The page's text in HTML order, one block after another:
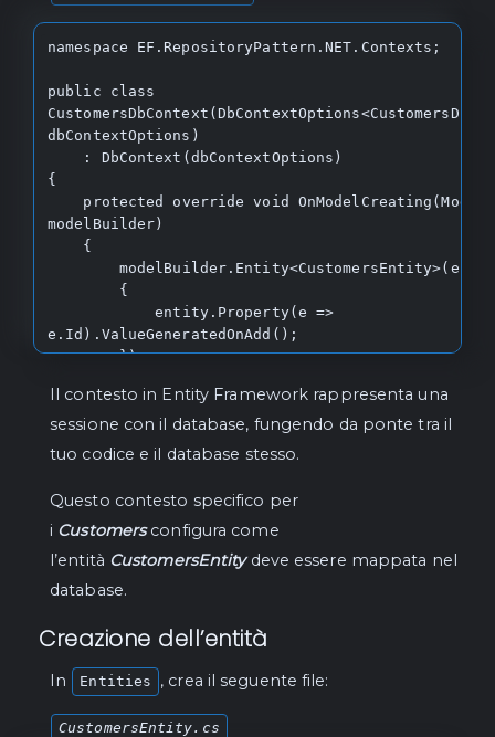
synchronously.
    /// <param name="entity">The entity to
update.</param>
    void Update(TEntity entity);
    /// <summary>
asynchronously.
update.</param>
cancellation token.</param>
CancellationToken cancellationToken =
    /// <summary>
asynchronously.
    /// </summary>
entity.</param>
    /// <param name="newEntity">The new
    /// <param name="cancellationToken">The
    Task UpdateAsync(TEntity oldEntity,
TEntity newEntity, CancellationToken
cancellationToken = default);
namespace EF.RepositoryPattern.NET.Contexts;
public class
dbContextOptions)
{
modelBuilder)
            entity.Property(e =>
e.Id).ValueGeneratedOnAdd();
        });
}Il contesto in Entity Framework rappresenta una
sessione con il database, fungendo da ponte tra il
tuo codice e il database stesso.
Questo contesto specifico per
i Customersconfigura come
l’entità CustomersEntitydeve essere mappata nel
database.
Creazione dell’entità
In Entities , crea il seguente file:
CustomersEntity.cs